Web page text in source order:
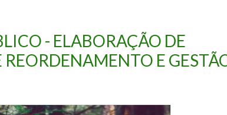
- ELABORAÇÃO DE
REORDENAMENTO E